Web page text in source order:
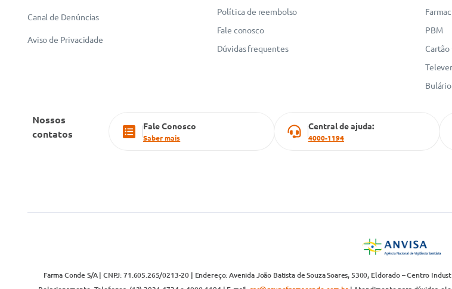
Canal de Denúncias
Aviso de Privacidade
Política de reembolso
Fale conosco
Dúvidas frequentes
PBM
Cartão
Nossos
contatos
Fale Conosco
Saber mais
Central de ajuda:
4000-1194
Farma Conde S/A | CNPJ: 71.605.265/0213-20 | Endereço: Avenida João Batista de Souza Soares, 5300, Eldorado – Centro